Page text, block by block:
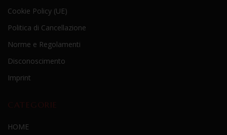
Cookie Policy (UE)
Politica di Cancellazione
Norme e Regolamenti
Disconoscimento
Imprint
CATEGORIE
HOME